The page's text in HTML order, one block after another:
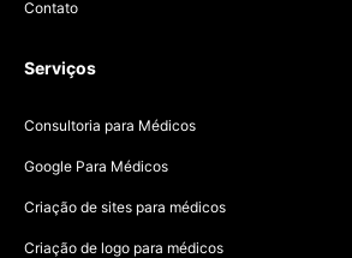
Contato
Serviços
Consultoria para Médicos
Google Para Médicos
Criação de sites para médicos
Criação de logo para médicos